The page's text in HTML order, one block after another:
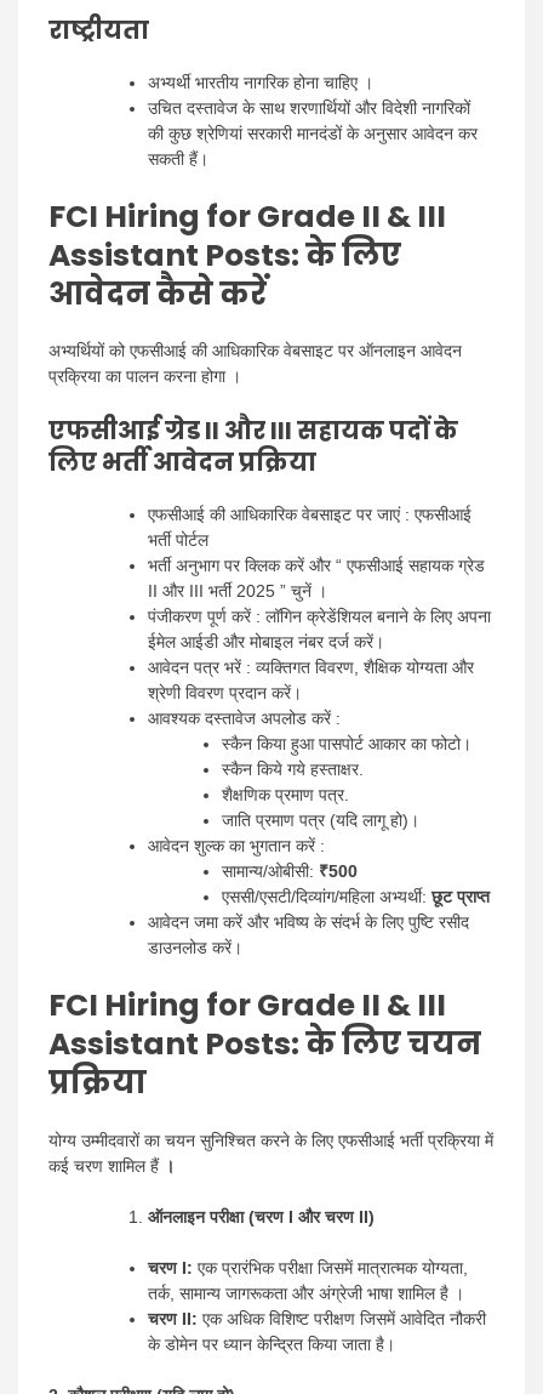
राष्ट्रीयता
अभ्यर्थी भारतीय नागरिक होना चाहिए ।
उचित दस्तावेज के साथ शरणार्थियों और विदेशी नागरिकों
की कुछ श्रेणियां सरकारी मानदंडों के अनुसार आवेदन कर
सकती हैं।
FCI Hiring for Grade II & III
Assistant Posts:के लिए
आवेदन कैसे करें
अभ्यर्थियों को एफसीआई की आधिकारिक वेबसाइट पर ऑनलाइन आवेदन
प्रक्रिया का पालन करना होगा ।
एफसीआई ग्रेड II और III सहायक पदों के
लिए भर्ती आवेदन प्रक्रिया
एफसीआई की आधिकारिक वेबसाइट पर जाएं : एफसीआई
भर्ती पोर्टल
भर्ती अनुभाग पर क्लिक करें और “ एफसीआई सहायक ग्रेड
II और III भर्ती 2025 ” चुनें ।
पंजीकरण पूर्ण करें : लॉगिन क्रेडेंशियल बनाने के लिए अपना
ईमेल आईडी और मोबाइल नंबर दर्ज करें।
आवेदन पत्र भरें : व्यक्तिगत विवरण, शैक्षिक योग्यता और
श्रेणी विवरण प्रदान करें।
आवश्यक दस्तावेज अपलोड करें :
स्कैन किया हुआ पासपोर्ट आकार का फोटो।
स्कैन किये गये हस्ताक्षर.
शैक्षणिक प्रमाण पत्र.
जाति प्रमाण पत्र (यदि लागू हो)।
आवेदन शुल्क का भुगतान करें :
सामान्य/ओबीसी: ₹500
एससी/एसटी/दिव्यांग/महिला अभ्यर्थी:छूट प्राप्त
आवेदन जमा करें और भविष्य के संदर्भ के लिए पुष्टि रसीद
डाउनलोड करें।
FCI Hiring for Grade II & III
Assistant Posts:के लिए चयन
प्रक्रिया
योग्य उम्मीदवारों का चयन सुनिश्चित करने के लिए एफसीआई भर्ती प्रक्रिया में
कई चरण शामिल हैं ।
ऑनलाइन परीक्षा (चरण I और चरण II)
चरण I: एक प्रारंभिक परीक्षा जिसमें मात्रात्मक योग्यता,
तर्क, सामान्य जागरूकता और अंग्रेजी भाषा शामिल है ।
चरण II: एक अधिक विशिष्ट परीक्षण जिसमें आवेदित नौकरी
के डोमेन पर ध्यान केन्द्रित किया जाता है।